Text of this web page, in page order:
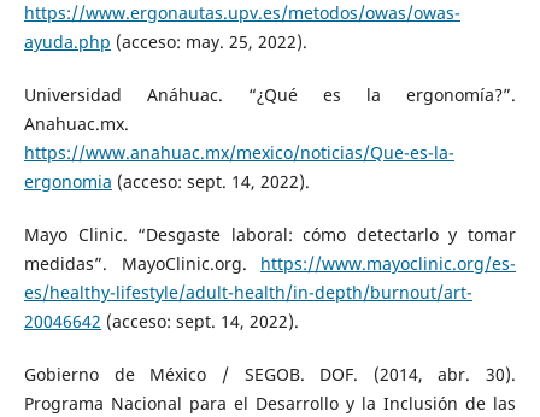
https://www.ergonautas.upv.es/metodos/owas/owas-
ayuda.php (acceso: may. 25, 2022).
Universidad Anáhuac. “¿Qué es la ergonomía?”.
Anahuac.mx.
https://www.anahuac.mx/mexico/noticias/Que-es-la-
ergonomia (acceso: sept. 14, 2022).
Mayo Clinic. “Desgaste laboral: cómo detectarlo y tomar
medidas”. MayoClinic.org. https://www.mayoclinic.org/es-
es/healthy-lifestyle/adult-health/in-depth/burnout/art-
20046642 (acceso: sept. 14, 2022).
Gobierno de México / SEGOB. DOF. (2014, abr. 30).
Programa Nacional para el Desarrollo y la Inclusión de las